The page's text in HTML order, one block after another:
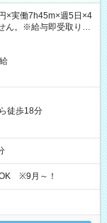
×実働7h45m×週5日×4
ん。※給与即受取りサ
徒歩18分
※9月～！